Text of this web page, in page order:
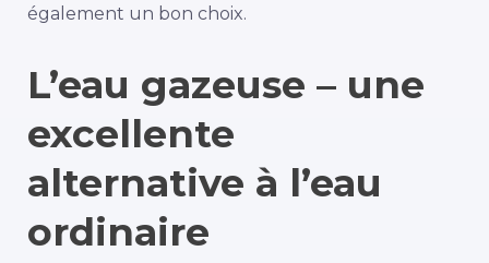
également un bon choix.
L’eau gazeuse – une
excellente
alternative à l’eau
ordinaire